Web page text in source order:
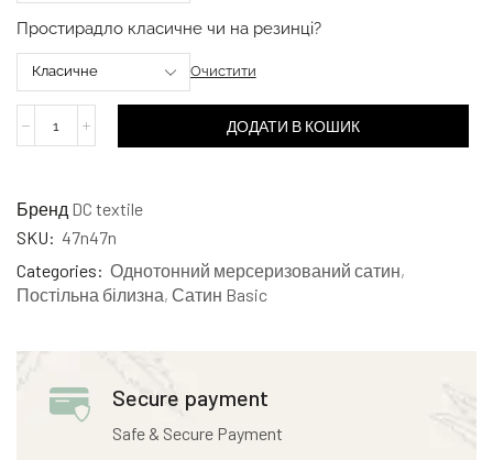
Простирадло класичне чи на резинці?
Очистити
ДОДАТИ В КОШИК
Бренд DC textile
SKU: 47n47n
Categories: Однотонний мерсеризований сатин,
Постільна білизна, Сатин Basic
Secure payment
Safe & Secure Payment